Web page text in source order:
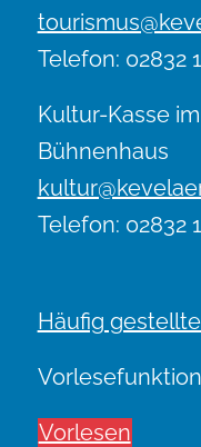
Telefon: 02832
Kultur-Kasse
Bühnenhaus
Telefon: 02832
Häufig
Vorlesefunktion
Vorlesen